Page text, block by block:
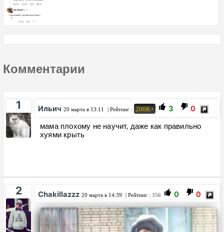
Комментарии
1 Ильич 20 марта в 13:11 | Рейтинг : 200K+ 3 0
мама плохому не научит, даже как правильно
хуями крыть
2 Chakillazzz 20 марта в 14:39 | Рейтинг : 356 0 0